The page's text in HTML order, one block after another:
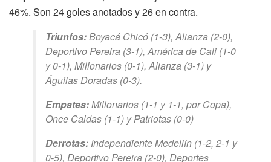
46%. Son 24 goles anotados y 26 en contra.
Triunfos:Boyacá Chicó (1-3), Alianza (2-0),
Deportivo Pereira (3-1), América de Cali (1-0
y 0-1), Millonarios (0-1), Alianza (3-1) y
Águilas Doradas (0-3).
Empates:Millonarios (1-1 y 1-1, por Copa),
Once Caldas (1-1) y Patriotas (0-0)
Derrotas: Independiente Medellín (1-2, 2-1 y
0-5), Deportivo Pereira (2-0), Deportes